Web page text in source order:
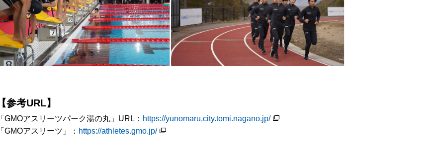
【参考URL】
「GMOアスリーツパーク湯の丸」URL： https://yunomaru.city.tomi.nagano.jp/
「GMOアスリーツ」： https://athletes.gmo.jp/